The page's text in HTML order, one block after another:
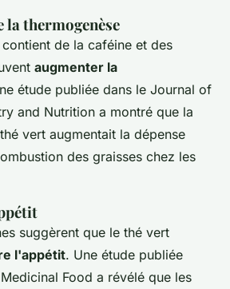
la thermogenèse
de la caféine et des
augmenter la
étude publiée dans le Journal of
and Nutrition a montré que la
vert augmentait la dépense
des graisses chez les
suggèrent que le thé vert
l'appétit. Une étude publiée
Food a révélé que les